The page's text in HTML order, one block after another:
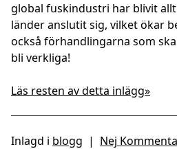
global fuskindustri har blivit
länder anslutit sig, vilket ökar
också förhandlingarna som
bli verkliga!
Läs resten av detta inlägg»
Inlagd i blogg | Nej